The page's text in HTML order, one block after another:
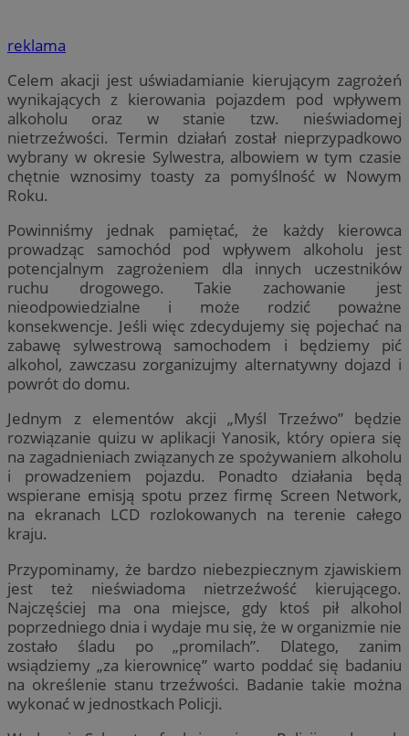
reklama
Celem akacji jest uświadamianie kierującym zagrożeń
wynikających z kierowania pojazdem pod wpływem
alkoholu oraz w stanie tzw. nieświadomej
nietrzeźwości. Termin działań został nieprzypadkowo
wybrany w okresie Sylwestra, albowiem w tym czasie
chętnie wznosimy toasty za pomyślność w Nowym
Roku.
Powinniśmy jednak pamiętać, że każdy kierowca
prowadząc samochód pod wpływem alkoholu jest
potencjalnym zagrożeniem dla innych uczestników
ruchu drogowego. Takie zachowanie jest
nieodpowiedzialne i może rodzić poważne
konsekwencje. Jeśli więc zdecydujemy się pojechać na
zabawę sylwestrową samochodem i będziemy pić
alkohol, zawczasu zorganizujmy alternatywny dojazd i
powrót do domu.
Jednym z elementów akcji „Myśl Trzeźwo” będzie
rozwiązanie quizu w aplikacji Yanosik, który opiera się
na zagadnieniach związanych ze spożywaniem alkoholu
i prowadzeniem pojazdu. Ponadto działania będą
wspierane emisją spotu przez firmę Screen Network,
na ekranach LCD rozlokowanych na terenie całego
kraju.
Przypominamy, że bardzo niebezpiecznym zjawiskiem
jest też nieświadoma nietrzeźwość kierującego.
Najczęściej ma ona miejsce, gdy ktoś pił alkohol
poprzedniego dnia i wydaje mu się, że w organizmie nie
zostało śladu po „promilach”. Dlatego, zanim
wsiądziemy „za kierownicę” warto poddać się badaniu
na określenie stanu trzeźwości. Badanie takie można
wykonać w jednostkach Policji.